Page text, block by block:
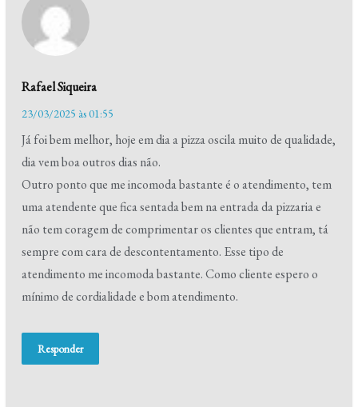
Rafael Siqueira
23/03/2025 às 01:55
Já foi bem melhor, hoje em dia a pizza oscila muito de qualidade,
dia vem boa outros dias não.
Outro ponto que me incomoda bastante é o atendimento, tem
uma atendente que fica sentada bem na entrada da pizzaria e
não tem coragem de comprimentar os clientes que entram, tá
sempre com cara de descontentamento. Esse tipo de
atendimento me incomoda bastante. Como cliente espero o
mínimo de cordialidade e bom atendimento.
Responder